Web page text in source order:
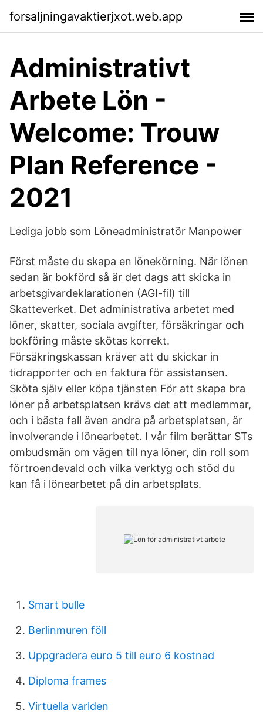
forsaljningavaktierjxot.web.app
Administrativt
Arbete Lön -
Welcome: Trouw
Plan Reference -
2021
Lediga jobb som Löneadministratör Manpower
Först måste du skapa en lönekörning. När lönen
sedan är bokförd så är det dags att skicka in
arbetsgivardeklarationen (AGI-fil) till
Skatteverket. Det administrativa arbetet med
löner, skatter, sociala avgifter, försäkringar och
bokföring måste skötas korrekt.
Försäkringskassan kräver att du skickar in
tidrapporter och en faktura för assistansen.
Sköta själv eller köpa tjänsten För att skapa bra
löner på arbetsplatsen krävs det att medlemmar,
och i bästa fall även andra på arbetsplatsen, är
involverande i lönearbetet. I vår film berättar STs
ombudsmän om vägen till nya löner, din roll som
förtroendevald och vilka verktyg och stöd du
kan få i lönearbetet på din arbetsplats.
Smart bulle
Berlinmuren föll
Uppgradera euro 5 till euro 6 kostnad
Diploma frames
Virtuella varlden